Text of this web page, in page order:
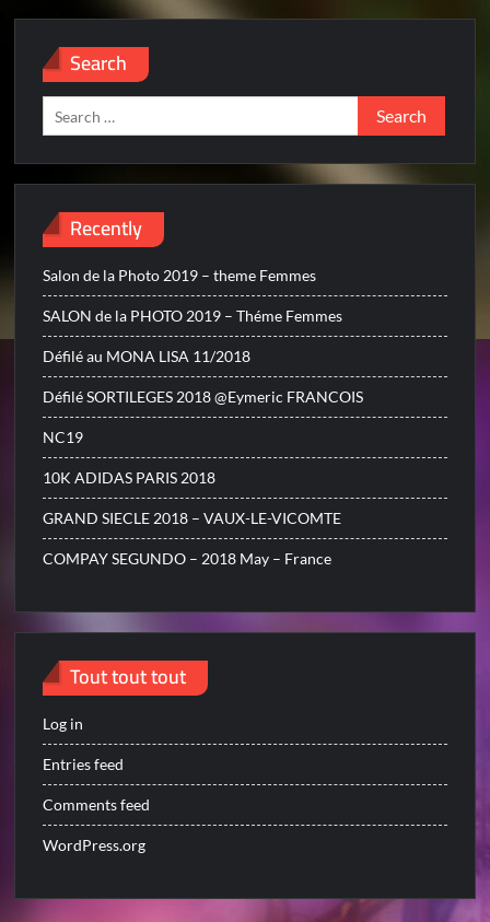
Search
Search
for:
Recently
Salon de la Photo 2019 – theme Femmes
SALON de la PHOTO 2019 – Théme Femmes
Défilé au MONA LISA 11/2018
Défilé SORTILEGES 2018 @Eymeric FRANCOIS
NC19
10K ADIDAS PARIS 2018
GRAND SIECLE 2018 – VAUX-LE-VICOMTE
COMPAY SEGUNDO – 2018 May – France
Tout tout tout
Log in
Entries feed
Comments feed
WordPress.org